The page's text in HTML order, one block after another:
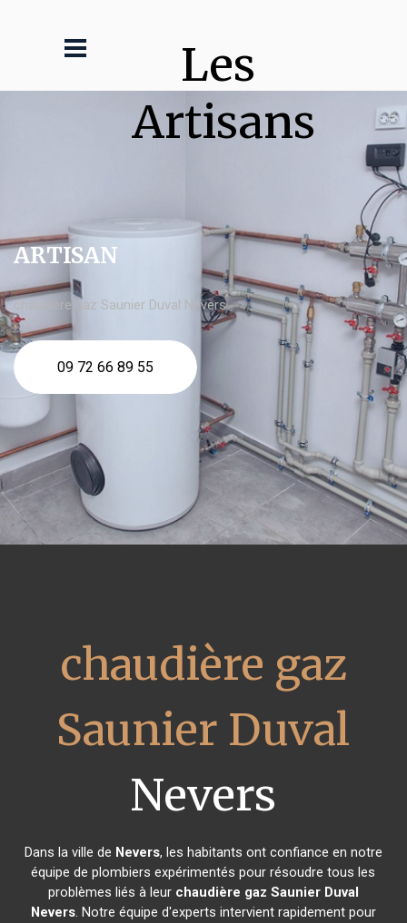
Les
Artisans
ARTISAN
chaudière gaz Saunier Duval Nevers
09 72 66 89 55
chaudière gaz
Saunier Duval
Nevers
Dans la ville de Nevers, les habitants ont confiance en notre
équipe de plombiers expérimentés pour résoudre tous les
problèmes liés à leur chaudière gaz Saunier Duval
Nevers. Notre équipe d'experts intervient rapidement pour